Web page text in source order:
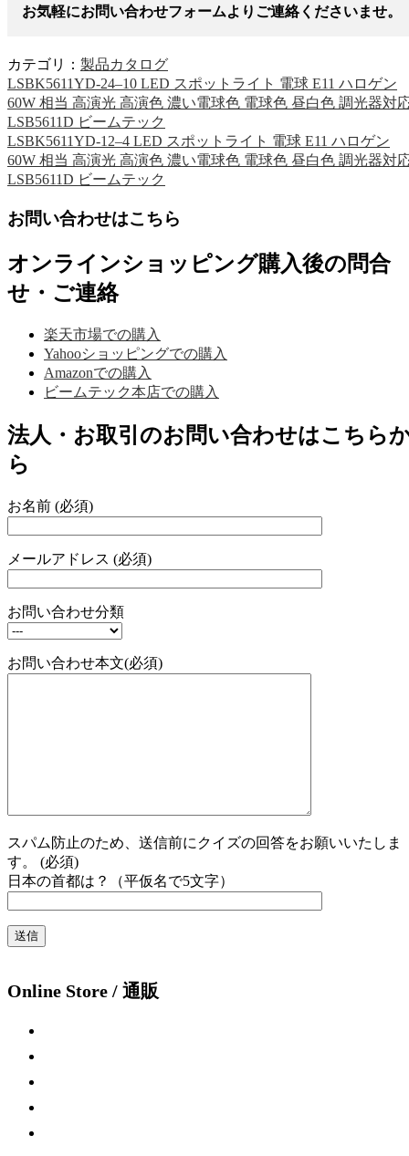
お気軽にお問い合わせフォームよりご連絡くださいませ。
カテゴリ： 製品カタログ
LSBK5611YD-24–10 LED スポットライト 電球 E11 ハロゲン
60W 相当 高演光 高演色 濃い電球色 電球色 昼白色 調光器対
LSB5611D ビームテック
LSBK5611YD-12–4 LED スポットライト 電球 E11 ハロゲン
60W 相当 高演光 高演色 濃い電球色 電球色 昼白色 調光器対
LSB5611D ビームテック
お問い合わせはこちら
オンラインショッピング購入後の問合
せ・ご連絡
楽天市場での購入
Yahooショッピングでの購入
Amazonでの購入
ビームテック本店での購入
法人・お取引のお問い合わせはこちら
ら
お名前 (必須)
メールアドレス (必須)
お問い合わせ分類
お問い合わせ本文(必須)
スパム防止のため、送信前にクイズの回答をお願いいたしま
す。 (必須)
日本の首都は？（平仮名で5文字）
Online Store / 通販